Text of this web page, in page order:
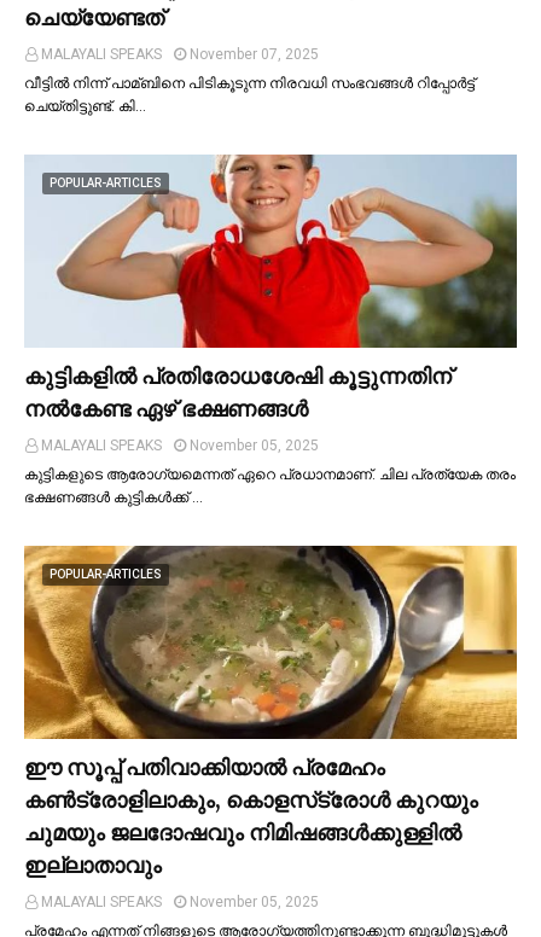
ചെയ്യേണ്ടത്
MALAYALI SPEAKS
November 07, 2025
വീട്ടില്‍ നിന്ന് പാമ്ബിനെ പിടികൂടുന്ന നിരവധി സംഭവങ്ങള്‍ റിപ്പോർട്ട്
ചെയ്തിട്ടുണ്ട്. കി…
POPULAR-ARTICLES
കുട്ടികളില്‍ പ്രതിരോധശേഷി കൂട്ടുന്നതിന്
നല്‍കേണ്ട ഏഴ് ഭക്ഷണങ്ങള്‍
MALAYALI SPEAKS
November 05, 2025
കുട്ടികളുടെ ആരോഗ്യമെന്നത് ഏറെ പ്രധാനമാണ്. ചില പ്രത്യേക തരം
ഭക്ഷണങ്ങള്‍ കുട്ടികള്‍ക്ക് …
POPULAR-ARTICLES
ഈ സൂപ്പ് പതിവാക്കിയാല്‍ പ്രമേഹം
കണ്‍ട്രോളിലാകും, കൊളസ്‌ട്രോള്‍ കുറയും
ചുമയും ജലദോഷവും നിമിഷങ്ങള്‍ക്കുള്ളില്‍
ഇല്ലാതാവും
MALAYALI SPEAKS
November 05, 2025
പ്രമേഹം എന്നത് നിങ്ങളുടെ ആരോഗ്യത്തിനുണ്ടാക്കുന്ന ബുദ്ധിമുട്ടുകള്‍